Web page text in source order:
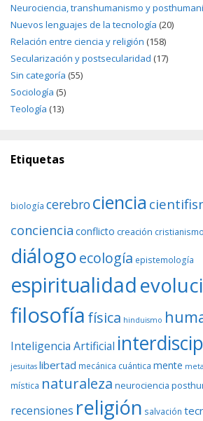
Neurociencia, transhumanismo y
Nuevos lenguajes de la tecnología (20)
Relación entre ciencia y religión (158)
Secularización y postsecularidad (17)
Sin categoría (55)
Sociología (5)
Teología (13)
Etiquetas
biología cerebro ciencia
conciencia conflicto creación cristianismo
diálogoecología epistemología
espiritualidad
filosofía física hinduismo
Inteligencia Artificial
jesuitas libertad mecánica cuántica mente
mística naturaleza neurociencia
recensiones religión salvación